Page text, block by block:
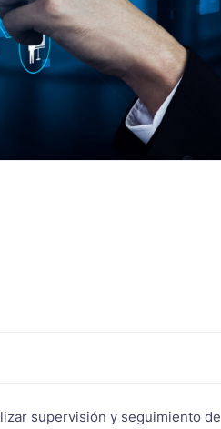
supervisión y seguimiento de